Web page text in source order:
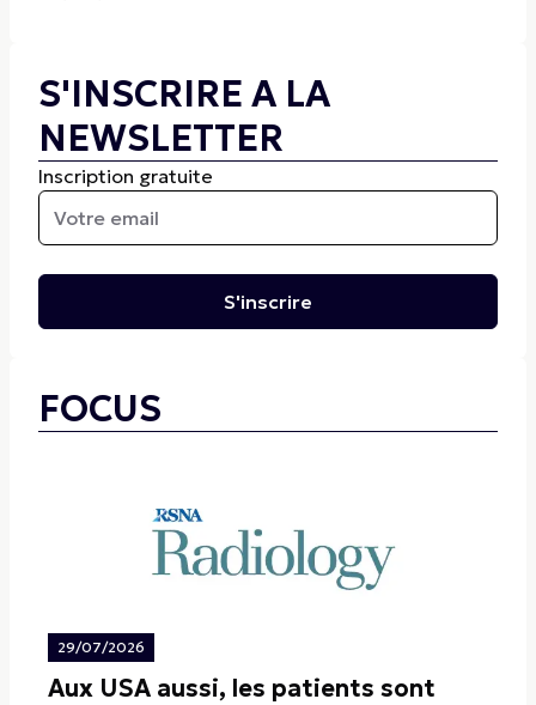
S'INSCRIRE A LA
NEWSLETTER
Inscription gratuite
S'inscrire
FOCUS
29/07/2026
Aux USA aussi, les patients sont